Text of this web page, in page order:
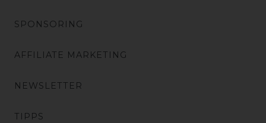
SPONSORING
AFFILIATE MARKETING
NEWSLETTER
TIPPS